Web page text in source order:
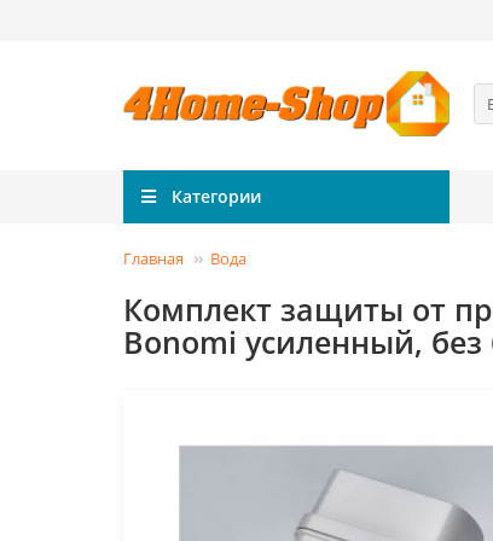
Категории
Главная Вода
Комплект защиты от
Bonomi усиленный,